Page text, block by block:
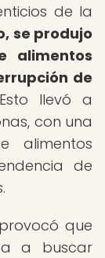
de la
se produjo
alimentos
de
llevó a
con una
alimentos
de
que
a buscar